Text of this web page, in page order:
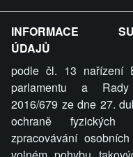
ZVRÁCENÝ.CZ -
INFORMACE
ÚDAJŮ
podle čl. 13 nařízení
parlamentu a
2016/679 ze dne 27.
ochraně
zpracovávání